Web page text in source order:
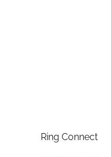
Ring Connect